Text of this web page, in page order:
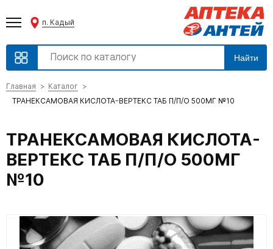
п. Кадый
Найти
Главная
Каталог
ТРАНЕКСАМОВАЯ КИСЛОТА-ВЕРТЕКС ТАБ П/П/О 500МГ №10
ТРАНЕКСАМОВАЯ КИСЛОТА-
ВЕРТЕКС ТАБ П/П/О 500МГ
№10